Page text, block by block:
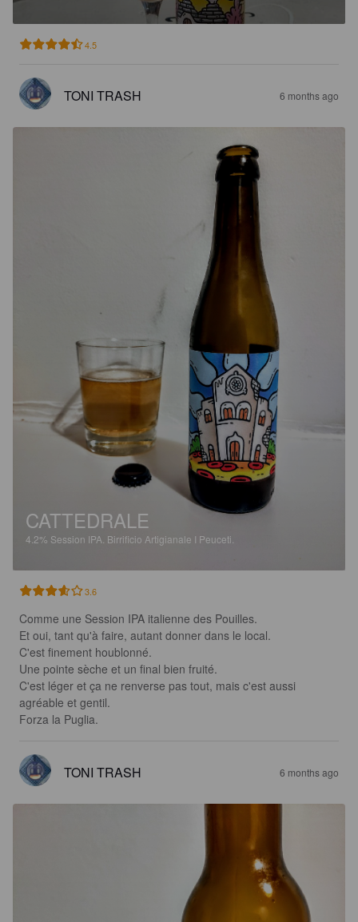
4.5
TONI TRASH 6 months ago
CATTEDRALE
4.2% Session IPA. Birrificio Artigianale I Peuceti.
3.6
Comme une Session IPA italienne des Pouilles.
Et oui, tant qu'à faire, autant donner dans le local.
C'est finement houblonné.
Une pointe sèche et un final bien fruité.
C'est léger et ça ne renverse pas tout, mais c'est aussi
agréable et gentil.
Forza la Puglia.
TONI TRASH 6 months ago